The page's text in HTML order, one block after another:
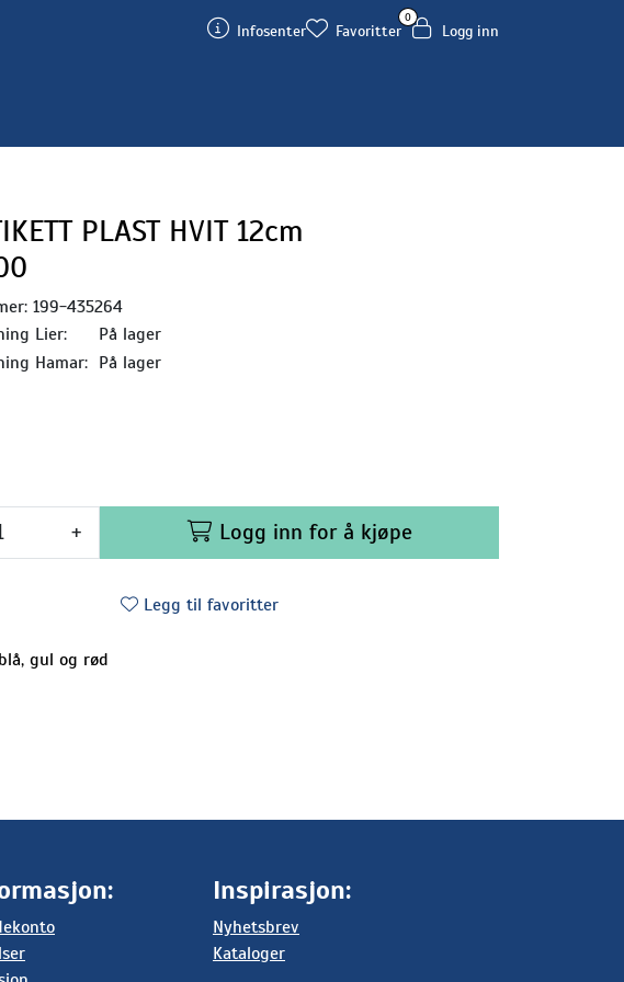
Infosenter
0
Favoritter Logg inn
PLAST HVIT 12cm
199-435264
Lier:
På lager
Hamar: På lager
+ Logg inn for å kjøpe
Legg til favoritter
gul og rød
Inspirasjon:
Nyhetsbrev
Kataloger